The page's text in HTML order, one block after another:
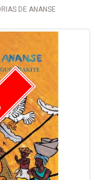
DE ANANSE